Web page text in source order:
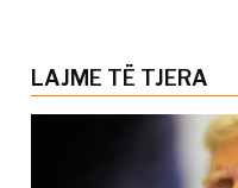
LAJME TË TJERA